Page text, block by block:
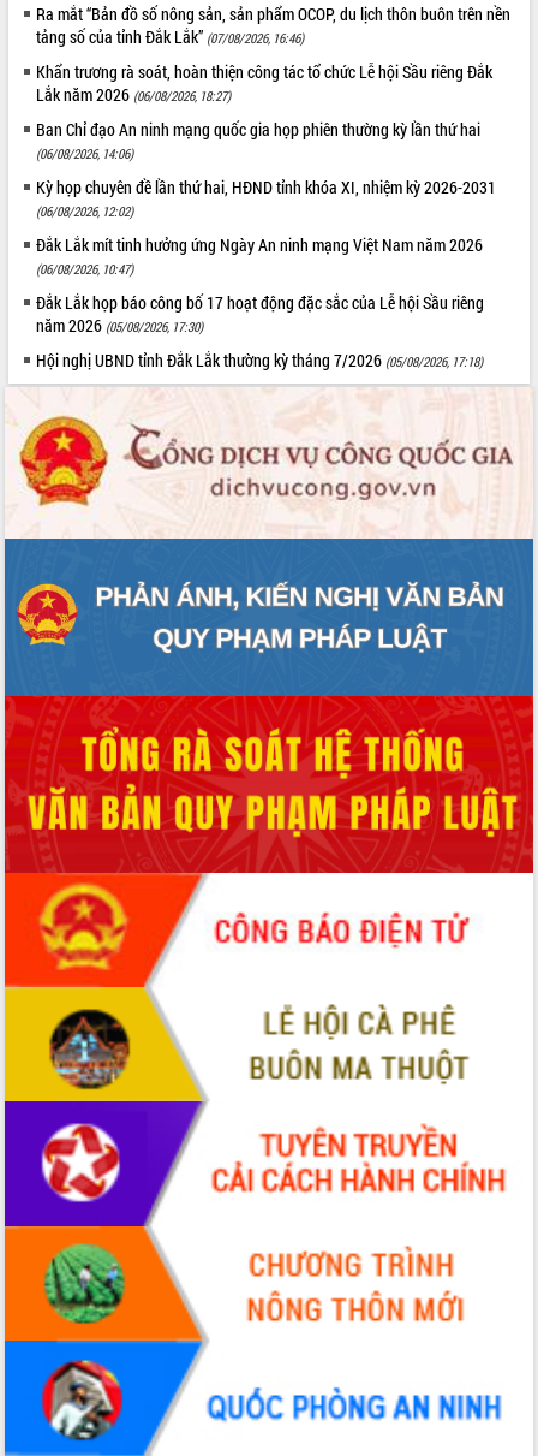
Ra mắt “Bản đồ số nông sản, sản phẩm OCOP, du lịch thôn buôn trên nền
tảng số của tỉnh Đắk Lắk” (07/08/2026, 16:46)
Khẩn trương rà soát, hoàn thiện công tác tổ chức Lễ hội Sầu riêng Đắk
Lắk năm 2026 (06/08/2026, 18:27)
Ban Chỉ đạo An ninh mạng quốc gia họp phiên thường kỳ lần thứ hai
(06/08/2026, 14:06)
Kỳ họp chuyên đề lần thứ hai, HĐND tỉnh khóa XI, nhiệm kỳ 2026-2031
(06/08/2026, 12:02)
Đắk Lắk mít tinh hưởng ứng Ngày An ninh mạng Việt Nam năm 2026
(06/08/2026, 10:47)
Đắk Lắk họp báo công bố 17 hoạt động đặc sắc của Lễ hội Sầu riêng
năm 2026 (05/08/2026, 17:30)
Hội nghị UBND tỉnh Đắk Lắk thường kỳ tháng 7/2026 (05/08/2026, 17:18)